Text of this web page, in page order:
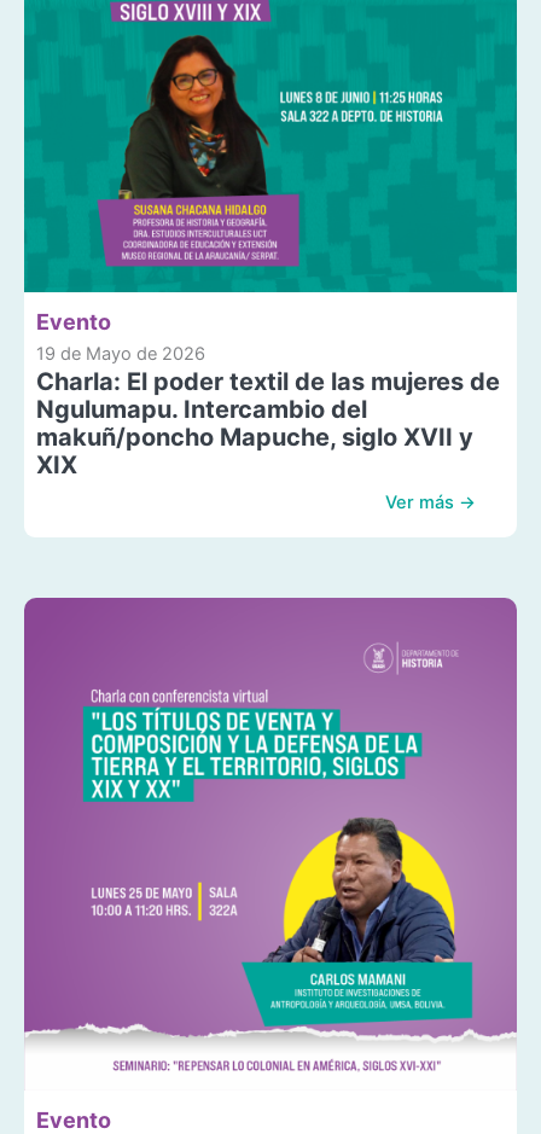
Evento
19 de Mayo de 2026
Charla: El poder textil de las mujeres de
Ngulumapu. Intercambio del
makuñ/poncho Mapuche, siglo XVII y
XIX
Ver más →
Evento